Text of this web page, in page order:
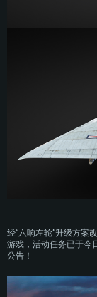
经“六响左轮”升级方案
游戏，活动任务已于今
公告！